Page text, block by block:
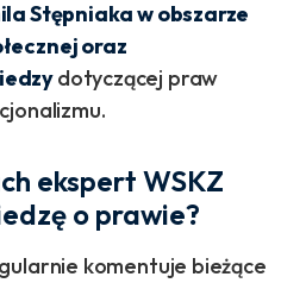
Stępniaka w obszarze
oraz
dotyczącej praw
ekspert WSKZ
o prawie?
komentuje bieżące